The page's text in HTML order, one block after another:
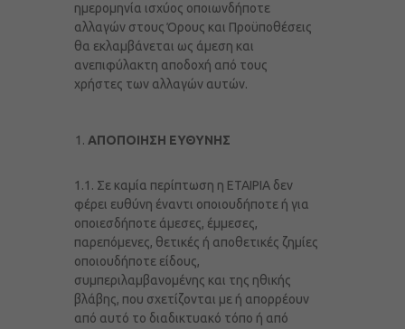
ημερομηνία ισχύος οποιωνδήποτε
αλλαγών στους Όρους και Προϋποθέσεις
θα εκλαμβάνεται ως άμεση και
ανεπιφύλακτη αποδοχή από τους
χρήστες των αλλαγών αυτών.
ΑΠΟΠΟΙΗΣΗ ΕΥΘΥΝΗΣ
1.1. Σε καμία περίπτωση η ΕΤΑΙΡΙΑ δεν
φέρει ευθύνη έναντι οποιουδήποτε ή για
οποιεσδήποτε άμεσες, έμμεσες,
παρεπόμενες, θετικές ή αποθετικές ζημίες
οποιουδήποτε είδους,
συμπεριλαμβανομένης και της ηθικής
βλάβης, που σχετίζονται με ή απορρέουν
από αυτό το διαδικτυακό τόπο ή από